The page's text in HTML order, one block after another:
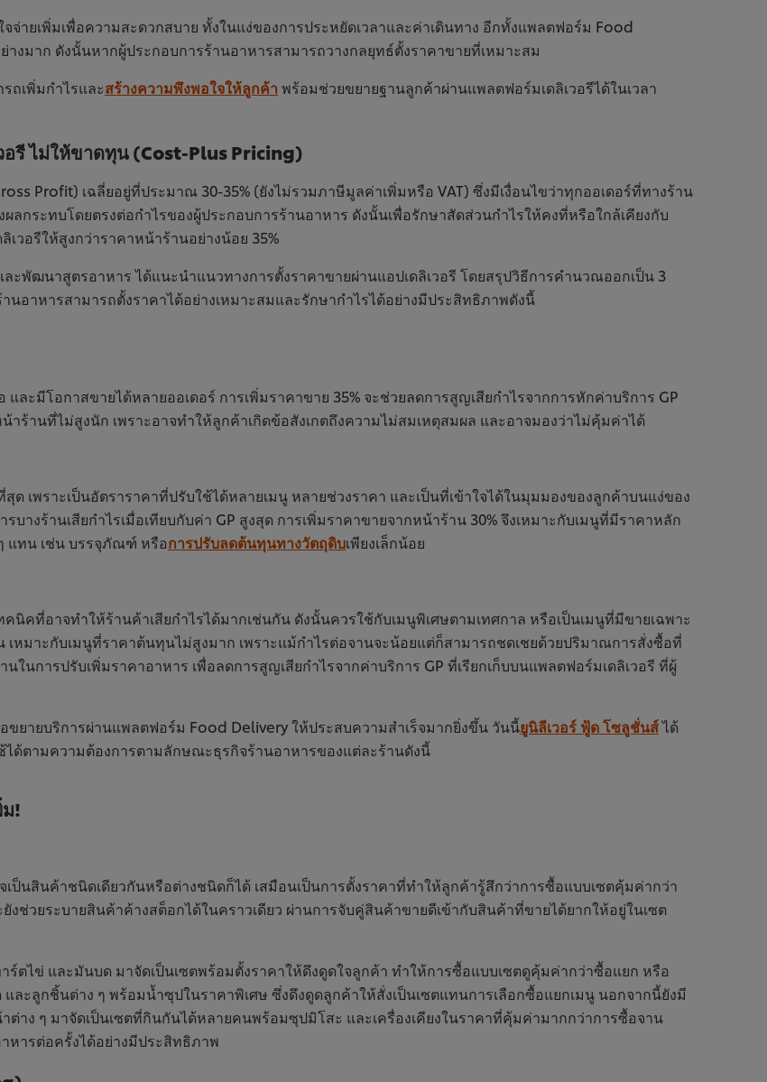
ายเพิ่มเพื่อความสะดวกสบาย ทั้งในแง่ของการประหยัดเวลาและค่าเดินทาง อีกทั้งแพลตฟอร์ม Food
งมาก ดังนั้นหากผู้ประกอบการร้านอาหารสามารถวางกลยุทธ์ตั้งราคาขายที่เหมาะสม
ถเพิ่มกำไรและสร้างความพึงพอใจให้ลูกค้า พร้อมช่วยขยายฐานลูกค้าผ่านแพลตฟอร์มเดลิเวอรีได้ในเวลา
อรี ไม่ให้ขาดทุน (Cost-Plus Pricing)
Profit) เฉลี่ยอยู่ที่ประมาณ 30-35% (ยังไม่รวมภาษีมูลค่าเพิ่มหรือ VAT) ซึ่งมีเงื่อนไขว่าทุกออเดอร์ที่ทางร้าน
กระทบโดยตรงต่อกำไรของผู้ประกอบการร้านอาหาร ดังนั้นเพื่อรักษาสัดส่วนกำไรให้คงที่หรือใกล้เคียงกับ
วอรีให้สูงกว่าราคาหน้าร้านอย่างน้อย 35%
ะพัฒนาสูตรอาหาร ได้แนะนำแนวทางการตั้งราคาขายผ่านแอปเดลิเวอรี โดยสรุปวิธีการคำนวณออกเป็น 3
นอาหารสามารถตั้งราคาได้อย่างเหมาะสมและรักษากำไรได้อย่างมีประสิทธิภาพดังนี้
ะมีโอกาสขายได้หลายออเดอร์ การเพิ่มราคาขาย 35% จะช่วยลดการสูญเสียกำไรจากการหักค่าบริการ GP
ร้านที่ไม่สูงนัก เพราะอาจทำให้ลูกค้าเกิดข้อสังเกตถึงความไม่สมเหตุสมผล และอาจมองว่าไม่คุ้มค่าได้
เพราะเป็นอัตราราคาที่ปรับใช้ได้หลายเมนู หลายช่วงราคา และเป็นที่เข้าใจได้ในมุมมองของลูกค้าบนแง่ของ
างร้านเสียกำไรเมื่อเทียบกับค่า GP สูงสุด การเพิ่มราคาขายจากหน้าร้าน 30% จึงเหมาะกับเมนูที่มีราคาหลัก
แทน เช่น บรรจุภัณฑ์ หรือการปรับลดต้นทุนทางวัตถุดิบเพียงเล็กน้อย
นิคที่อาจทำให้ร้านค้าเสียกำไรได้มากเช่นกัน ดังนั้นควรใช้กับเมนูพิเศษตามเทศกาล หรือเป็นเมนูที่มีขายเฉพาะ
หมาะกับเมนูที่ราคาต้นทุนไม่สูงมาก เพราะแม้กำไรต่อจานจะน้อยแต่ก็สามารถชดเชยด้วยปริมาณการสั่งซื้อที่
นการปรับเพิ่มราคาอาหาร เพื่อลดการสูญเสียกำไรจากค่าบริการ GP ที่เรียกเก็บบนแพลตฟอร์มเดลิเวอรี ที่ผู้
ขยายบริการผ่านแพลตฟอร์ม Food Delivery ให้ประสบความสำเร็จมากยิ่งขึ้น วันนี้ยูนิลีเวอร์ ฟู้ด โซลูชั่นส์ได้
ด้ตามความต้องการตามลักษณะธุรกิจร้านอาหารของแต่ละร้านดังนี้
!
เป็นสินค้าชนิดเดียวกันหรือต่างชนิดก็ได้ เสมือนเป็นการตั้งราคาที่ทำให้ลูกค้ารู้สึกว่าการซื้อแบบเซตคุ้มค่ากว่า
วยระบายสินค้าค้างสต็อกได้ในคราวเดียว ผ่านการจับคู่สินค้าขายดีเข้ากับสินค้าที่ขายได้ยากให้อยู่ในเซต
ร์ตไข่ และมันบด มาจัดเป็นเซตพร้อมตั้งราคาให้ดึงดูดใจลูกค้า ทำให้การซื้อแบบเซตดูคุ้มค่ากว่าซื้อแยก หรือ
ะลูกชิ้นต่าง ๆ พร้อมน้ำซุปในราคาพิเศษ ซึ่งดึงดูดลูกค้าให้สั่งเป็นเซตแทนการเลือกซื้อแยกเมนู นอกจากนี้ยังมี
าง ๆ มาจัดเป็นเซตที่กินกันได้หลายคนพร้อมซุปมิโสะ และเครื่องเคียงในราคาที่คุ้มค่ามากกว่าการซื้อจาน
หารต่อครั้งได้อย่างมีประสิทธิภาพ